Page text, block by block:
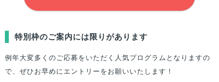
特別枠のご案内には限りがあります
例年大変多くのご応募をいただく人気プログラムとなりますの
で、ぜひお早めにエントリーをお願いいたします！